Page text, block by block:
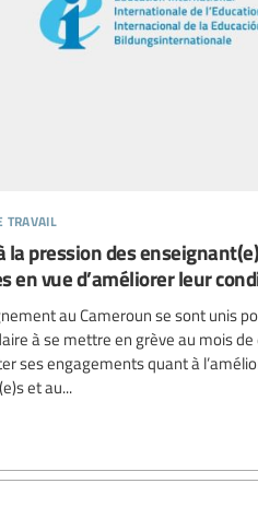
travail
la pression des
en vue d’améliorer leur
au Cameroun se sont unis
à se mettre en grève au mois
ses engagements quant à
et au...